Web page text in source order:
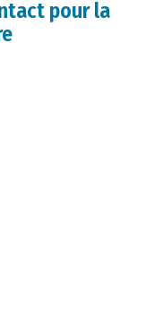
pour la